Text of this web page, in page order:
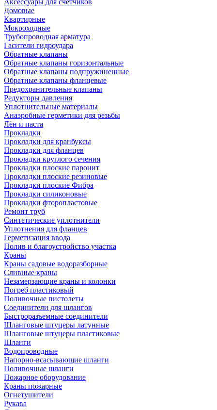
Домовые
Квартирные
Мокроходные
Трубопроводная арматура
Гасители гидроудара
Обратные клапаны
Обратные клапаны горизонтальные
Обратные клапаны подпружиненные
Обратные клапаны фланцевые
Предохранительные клапаны
Редукторы давления
Уплотнительные материалы
Анаэробные герметики для резьбы
Лён и паста
Прокладки
Прокладки для кранбуксы
Прокладки для фланцев
Прокладки круглого сечения
Прокладки плоские паронит
Прокладки плоские резиновые
Прокладки плоские Фибра
Прокладки силиконовые
Прокладки фторопластовые
Ремонт труб
Синтетические уплотнители
Уплотнения для фланцев
Герметизация ввода
Полив и благоустройство участка
Краны
Краны садовые водоразборные
Сливные краны
Незамерзающие краны и колонки
Погреб пластиковый
Поливочные пистолеты
Соединители для шлангов
Быстроразъемные соединители
Шланговые штуцеры латунные
Шланговые штуцеры пластиковые
Шланги
Водопроводные
Напорно-всасывающие шланги
Поливочные шланги
Пожарное оборудование
Краны пожарные
Огнетушители
Рукава